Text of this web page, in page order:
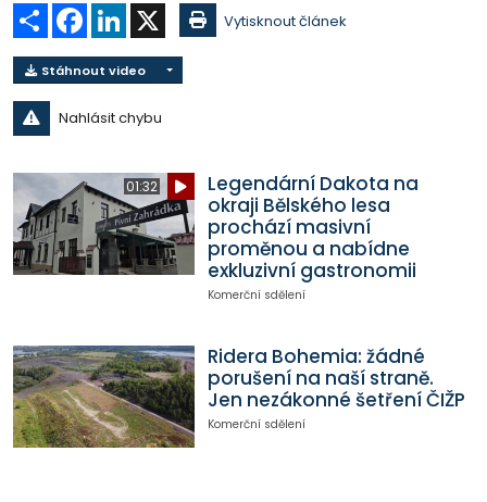
Sdílet Facebook
LinkedIn Vytisknout článek
Stáhnout video
Nahlásit chybu
01:32
Legendární Dakota na
okraji Bělského lesa
prochází masivní
proměnou a nabídne
exkluzivní gastronomii
Komerční sdělení
Ridera Bohemia: žádné
porušení na naší straně.
Jen nezákonné šetření ČIŽP
Komerční sdělení